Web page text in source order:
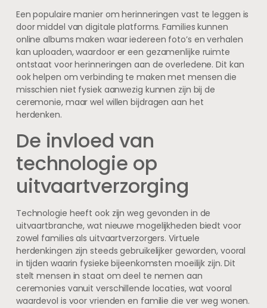
Een populaire manier om herinneringen vast te leggen is
door middel van digitale platforms. Families kunnen
online albums maken waar iedereen foto’s en verhalen
kan uploaden, waardoor er een gezamenlijke ruimte
ontstaat voor herinneringen aan de overledene. Dit kan
ook helpen om verbinding te maken met mensen die
misschien niet fysiek aanwezig kunnen zijn bij de
ceremonie, maar wel willen bijdragen aan het
herdenken.
De invloed van
technologie op
uitvaartverzorging
Technologie heeft ook zijn weg gevonden in de
uitvaartbranche, wat nieuwe mogelijkheden biedt voor
zowel families als uitvaartverzorgers. Virtuele
herdenkingen zijn steeds gebruikelijker geworden, vooral
in tijden waarin fysieke bijeenkomsten moeilijk zijn. Dit
stelt mensen in staat om deel te nemen aan
ceremonies vanuit verschillende locaties, wat vooral
waardevol is voor vrienden en familie die ver weg wonen.